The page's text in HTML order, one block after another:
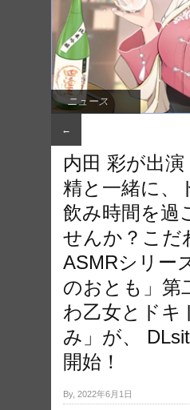
ニュース
←
内田 彩が出
精と一緒に、
飲み時間を過
せんか？こだ
ASMRシリー
のおとも」第
わ乙女とドキ
み」が、
開始！
By, 2022年6月1日